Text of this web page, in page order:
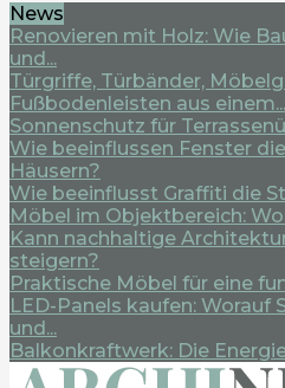
News
Renovieren mit Holz: Wie
und...
Türgriffe, Türbänder,
Fußbodenleisten aus einem...
Sonnenschutz für
Wie beeinflussen Fenster
Häusern?
Wie beeinflusst Graffiti die
Möbel im Objektbereich:
Kann nachhaltige
steigern?
Praktische Möbel für eine
LED-Panels kaufen: Worauf
und...
Balkonkraftwerk: Die